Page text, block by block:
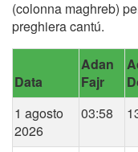
(colonna maghreb)
preghiera cantú.
Data
Adan
Fajr
1 agosto
2026
03:58